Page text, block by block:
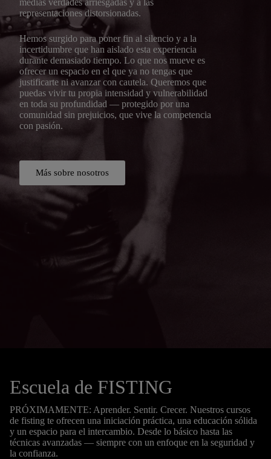
medias verdades arriesgadas y a las
representaciones distorsionadas.
Hemos surgido para poner fin al silencio y a la
incertidumbre que han aislado esta experiencia
durante demasiado tiempo. Lo que nos mueve es
ofrecer un espacio en el que ya no tengas que
justificarte ni avanzar con cautela. Queremos que
puedas vivir tu propia intensidad y vulnerabilidad
en toda su profundidad — protegido por una
comunidad sin prejuicios, que vive la competencia
con pasión.
Más sobre nosotros
Escuela de FISTING
PRÓXIMAMENTE: Aprender. Sentir. Crecer. Nuestros cursos
de fisting te ofrecen una iniciación práctica, una educación sólida
y un espacio para el intercambio. Desde lo básico hasta las
técnicas avanzadas — siempre con un enfoque en la seguridad y
la confianza.